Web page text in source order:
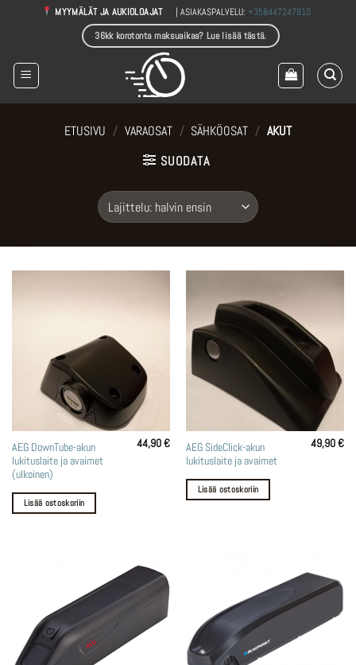
MYYMÄLÄT JA AUKIOLOAJAT | ASIAKASPALVELU:+358447247810
36kk korotonta maksuaikaa? Lue lisää tästä.
ETUSIVU / VARAOSAT / SÄHKÖOSAT / AKUT
SUODATA
AEG DownTube-akun
lukituslaite ja avaimet
(ulkoinen)
44,90€
Lisää ostoskoriin
AEG SideClick-akun
lukituslaite ja avaimet
49,90€
Lisää ostoskoriin